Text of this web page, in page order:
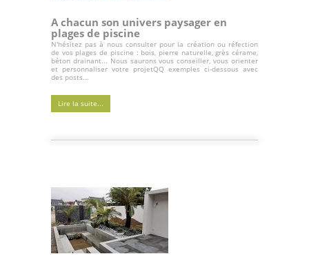
A chacun son univers paysager en
plages de piscine
N'hésitez pas à nous consulter pour la création ou réfection
de vos plages de piscine : bois, pierre naturelle, grès cérame,
béton drainant... Nous saurons vous conseiller, vous orienter
et personnaliser votre projetQQ exemples ci-dessous avec
des posts...
Lire la suite...